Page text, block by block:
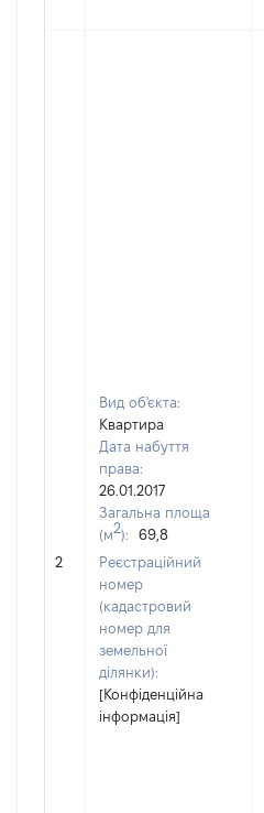
2
Вид об'єкта:
Квартира
Дата набуття
права:
26.01.2017
Загальна площа
(м2):
69,8
Реєстраційний
номер
(кадастровий
номер для
земельної
ділянки):
[Конфіденційна
інформація]